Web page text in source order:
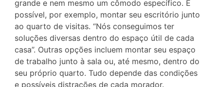
grande e nem mesmo um cômodo específico. É
possível, por exemplo, montar seu escritório junto
ao quarto de visitas. “Nós conseguimos ter
soluções diversas dentro do espaço útil de cada
casa”. Outras opções incluem montar seu espaço
de trabalho junto à sala ou, até mesmo, dentro do
seu próprio quarto. Tudo depende das condições
e possíveis distrações de cada morador.